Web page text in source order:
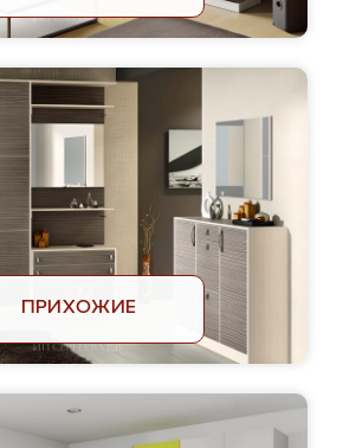
ПРИХОЖИЕ